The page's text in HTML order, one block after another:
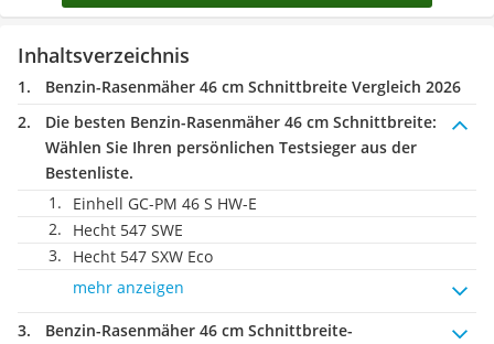
Inhaltsverzeichnis
Benzin-Rasenmäher 46 cm Schnittbreite Vergleich 2026
Die besten Benzin-Rasenmäher 46 cm Schnittbreite:
Wählen Sie Ihren persönlichen Testsieger aus der
Bestenliste.
Einhell GC-PM 46 S HW-E
Hecht 547 SWE
Hecht 547 SXW Eco
mehr anzeigen
Benzin-Rasenmäher 46 cm Schnittbreite-